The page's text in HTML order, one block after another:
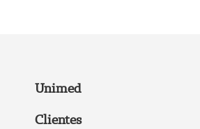
Unimed
Clientes